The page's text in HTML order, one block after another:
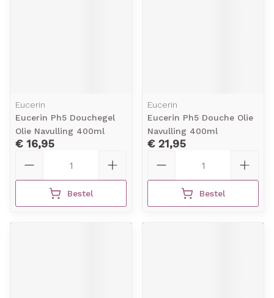
Eucerin
Eucerin Ph5 Douchegel
Olie Navulling 400ml
€ 16,95
Bestel
Eucerin
Eucerin Ph5 Douche Olie
Navulling 400ml
€ 21,95
Bestel